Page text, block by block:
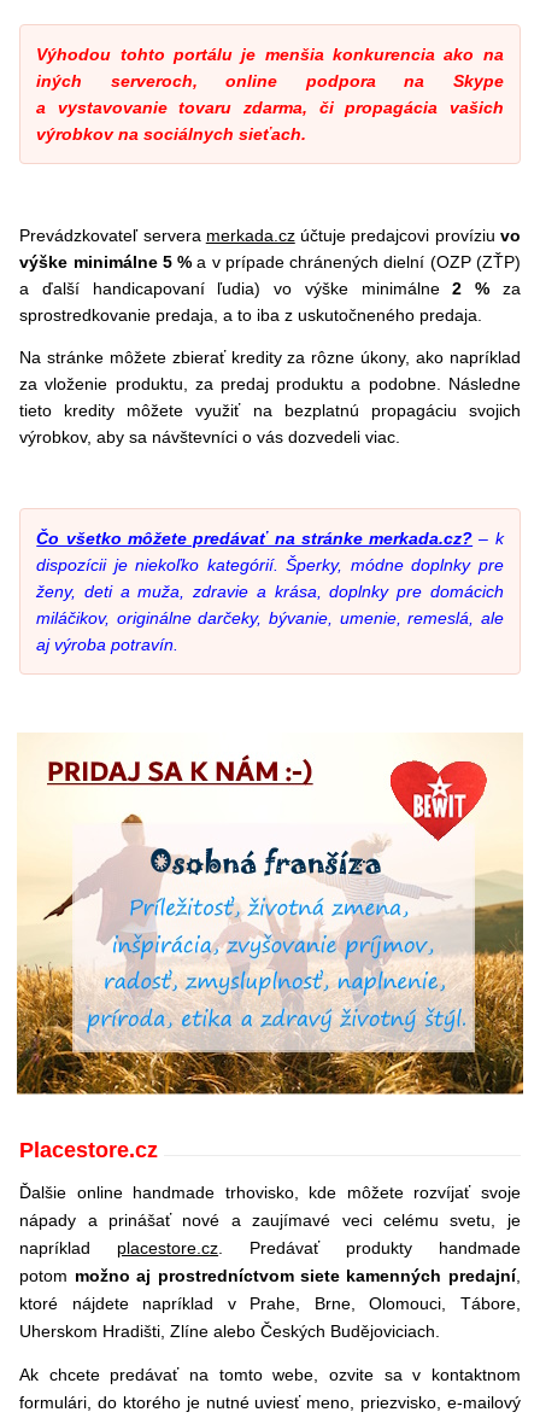
Výhodou tohto portálu je menšia konkurencia ako na
iných serveroch, online podpora na Skype
a vystavovanie tovaru zdarma, či propagácia vašich
výrobkov na sociálnych sieťach.
Prevádzkovateľ servera merkada.czúčtuje predajcovi províziu vo
výške minimálne 5 % a v prípade chránených dielní (OZP (ZŤP)
a ďalší handicapovaní ľudia) vo výške minimálne2 % za
sprostredkovanie predaja, a to iba z uskutočneného predaja.
Na stránke môžete zbierať kredity za rôzne úkony, ako napríklad
za vloženie produktu, za predaj produktu a podobne. Následne
tieto kredity môžete využiť na bezplatnú propagáciu svojich
výrobkov, aby sa návštevníci o vás dozvedeli viac.
Čo všetko môžete predávať na stránke merkada.cz? – k
dispozícii je niekoľko kategórií. Šperky, módne doplnky pre
ženy, deti a muža, zdravie a krása, doplnky pre domácich
miláčikov, originálne darčeky, bývanie, umenie, remeslá, ale
aj výroba potravín.
Placestore.cz
Ďalšie online handmade trhovisko, kde môžete rozvíjať svoje
nápady a prinášať nové a zaujímavé veci celému svetu, je
napríklad placestore.cz. Predávať produkty handmade
potom možno aj prostredníctvom siete kamenných predajní,
ktoré nájdete napríklad v Prahe, Brne, Olomouci, Tábore,
Uherskom Hradišti, Zlíne alebo Českých Budějoviciach.
Ak chcete predávať na tomto webe, ozvite sa v kontaktnom
formulári, do ktorého je nutné uviesť meno, priezvisko, e-mailový